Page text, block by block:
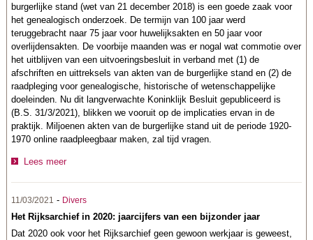
burgerlijke stand (wet van 21 december 2018) is een goede zaak voor
het genealogisch onderzoek. De termijn van 100 jaar werd
teruggebracht naar 75 jaar voor huwelijksakten en 50 jaar voor
overlijdensakten. De voorbije maanden was er nogal wat commotie over
het uitblijven van een uitvoeringsbesluit in verband met (1) de
afschriften en uittreksels van akten van de burgerlijke stand en (2) de
raadpleging voor genealogische, historische of wetenschappelijke
doeleinden. Nu dit langverwachte Koninklijk Besluit gepubliceerd is
(B.S. 31/3/2021), blikken we vooruit op de implicaties ervan in de
praktijk. Miljoenen akten van de burgerlijke stand uit de periode 1920-
1970 online raadpleegbaar maken, zal tijd vragen.
Lees meer
11/03/2021 - Divers
Het Rijksarchief in 2020: jaarcijfers van een bijzonder jaar
Dat 2020 ook voor het Rijksarchief geen gewoon werkjaar is geweest,